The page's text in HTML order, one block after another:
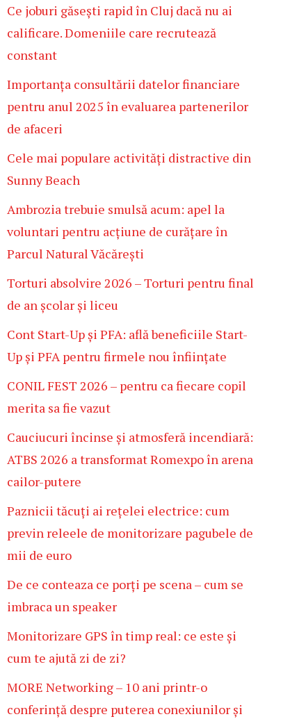
Ce joburi găsești rapid în Cluj dacă nu ai
calificare. Domeniile care recrutează
constant
Importanța consultării datelor financiare
pentru anul 2025 în evaluarea partenerilor
de afaceri
Cele mai populare activități distractive din
Sunny Beach
Ambrozia trebuie smulsă acum: apel la
voluntari pentru acțiune de curățare în
Parcul Natural Văcărești
Torturi absolvire 2026 – Torturi pentru final
de an școlar și liceu
Cont Start-Up și PFA: află beneficiile Start-
Up și PFA pentru firmele nou înființate
CONIL FEST 2026 – pentru ca fiecare copil
merita sa fie vazut
Cauciucuri încinse și atmosferă incendiară:
ATBS 2026 a transformat Romexpo în arena
cailor-putere
Paznicii tăcuți ai rețelei electrice: cum
previn releele de monitorizare pagubele de
mii de euro
De ce conteaza ce porți pe scena – cum se
imbraca un speaker
Monitorizare GPS în timp real: ce este și
cum te ajută zi de zi?
MORE Networking – 10 ani printr-o
conferință despre puterea conexiunilor și